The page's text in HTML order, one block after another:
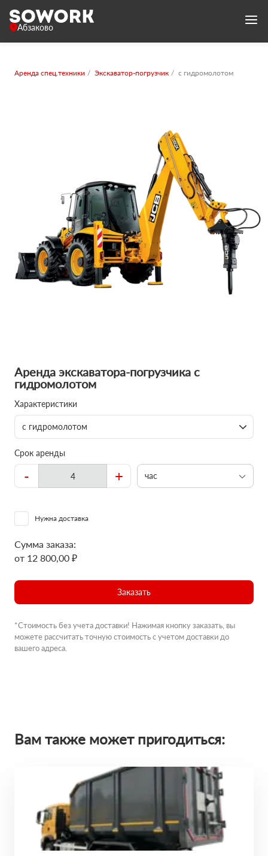
Абзаково
Аренда спец.техники Экскаватор-погрузчик с гидромолотом
Аренда экскаватора-погрузчика с
гидромолотом
Характеристики
с гидромолотом
Срок аренды
- + час
Нужна доставка
Сумма заказа:
от 12 800,00 ₽
Заказать
*Стоимость без учета доставки! Нажимая кнопку заказать, вы
можете рассчитать точную стоимость с учетом доставки до
вашего адреса.
Вам также может пригодиться: